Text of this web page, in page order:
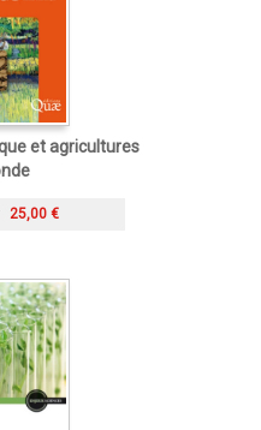
et agricultures
25,00 €